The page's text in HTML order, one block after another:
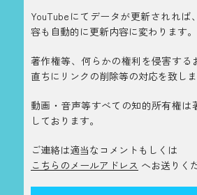
YouTubeにてデータが更新されれば
容も自動的に更新内容に変わります。
著作権等、何らかの権利を侵害する
直ちにリンクの削除等の対応を致し
動画・音声等すべての知的所有権は
しております。
ご連絡は適当なコメントもしくは
こちらのメールアドレス へお送りく